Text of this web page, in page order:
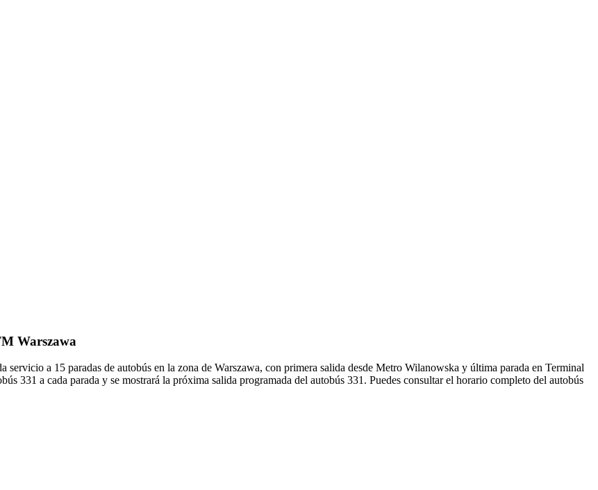
Warszawa
a 15 paradas de autobús en la zona de Warszawa, con primera salida desde Metro Wilanowska y última parada en Terminal
331 a cada parada y se mostrará la próxima salida programada del autobús 331. Puedes consultar el horario completo del autobús